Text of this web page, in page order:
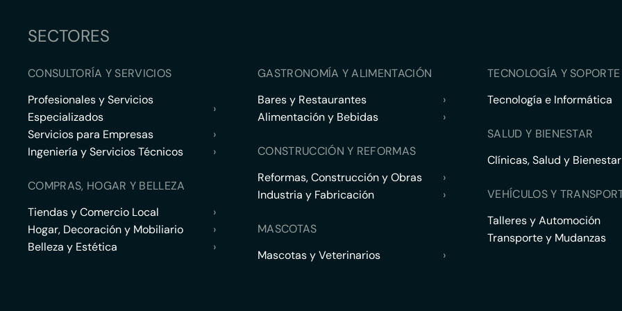
SECTORES
CONSULTORÍA Y SERVICIOS
Profesionales y Servicios
Especializados
›
Servicios para Empresas
›
Ingeniería y Servicios Técnicos
›
COMPRAS, HOGAR Y BELLEZA
Tiendas y Comercio Local
›
Hogar, Decoración y Mobiliario
›
Belleza y Estética
›
GASTRONOMÍA Y ALIMENTACIÓN
Bares y Restaurantes
›
Alimentación y Bebidas
›
CONSTRUCCIÓN Y REFORMAS
Reformas, Construcción y Obras
›
Industria y Fabricación
›
MASCOTAS
Mascotas y Veterinarios
›
TECNOLOGÍA Y
Tecnología e Informática
SALUD Y BIENESTAR
Clínicas, Salud y Bienestar
VEHÍCULOS Y
Talleres y Automoción
Transporte y Mudanzas